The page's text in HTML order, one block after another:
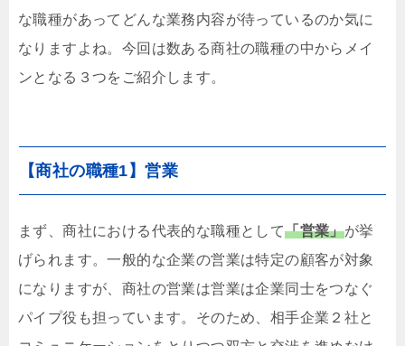
な職種があってどんな業務内容が待っているのか気に
なりますよね。今回は数ある商社の職種の中からメイ
ンとなる３つをご紹介します。
【商社の職種1】営業
まず、商社における代表的な職種として「営業」が挙
げられます。一般的な企業の営業は特定の顧客が対象
になりますが、商社の営業は営業は企業同士をつなぐ
パイプ役も担っています。そのため、相手企業２社と